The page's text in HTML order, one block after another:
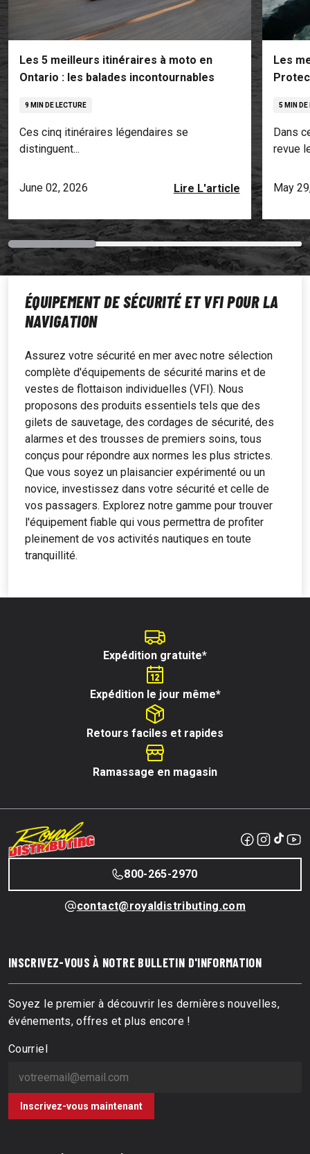
Les 5 meilleurs itinéraires à moto en
Ontario : les balades incontournables
9 MIN DE LECTURE
Ces cinq itinéraires légendaires se
distinguent...
June 02, 2026 Lire L'article
Les
5 MIN DE
Dans
revue
May
ÉQUIPEMENT DE SÉCURITÉ ET VFI POUR LA
NAVIGATION
Assurez votre sécurité en mer avec notre sélection
complète d'équipements de sécurité marins et de
vestes de flottaison individuelles (VFI). Nous
proposons des produits essentiels tels que des
gilets de sauvetage, des cordages de sécurité, des
alarmes et des trousses de premiers soins, tous
conçus pour répondre aux normes les plus strictes.
Que vous soyez un plaisancier expérimenté ou un
novice, investissez dans votre sécurité et celle de
vos passagers. Explorez notre gamme pour trouver
l'équipement fiable qui vous permettra de profiter
pleinement de vos activités nautiques en toute
tranquillité.
Expédition gratuite*
Expédition le jour même*
Retours faciles et rapides
Ramassage en magasin
800-265-2970
contact@royaldistributing.com
INSCRIVEZ-VOUS À NOTRE BULLETIN D'INFORMATION
Soyez le premier à découvrir les dernières nouvelles,
événements, offres et plus encore !
Courriel
Inscrivez-vous maintenant